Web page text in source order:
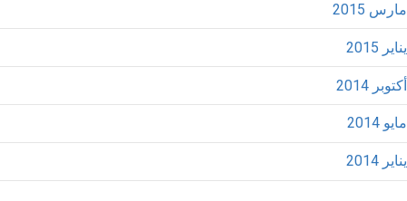
مارس 2015
يناير 2015
أكتوبر 2014
مايو 2014
يناير 2014